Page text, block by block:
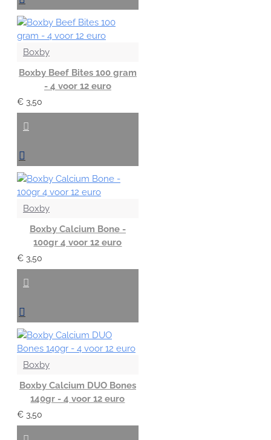
Boxby
Boxby Beef Bites 100 gram
- 4 voor 12 euro
€ 3,50
Boxby
Boxby Calcium Bone -
100gr 4 voor 12 euro
€ 3,50
Boxby
Boxby Calcium DUO Bones
140gr - 4 voor 12 euro
€ 3,50